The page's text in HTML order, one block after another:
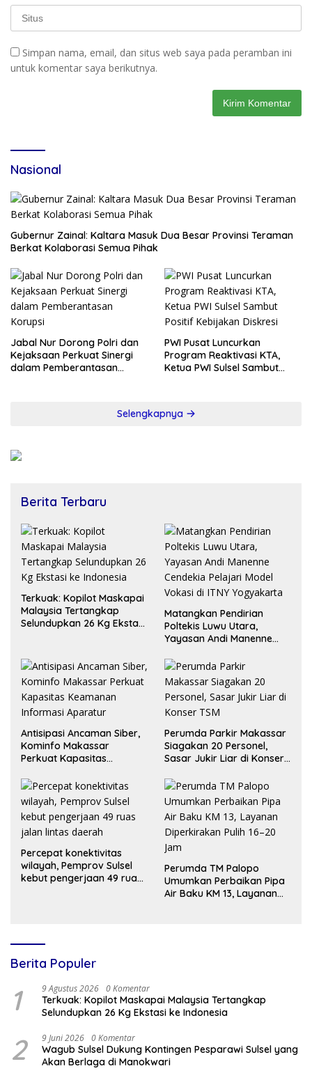
Simpan nama, email, dan situs web saya pada peramban ini
untuk komentar saya berikutnya.
Nasional
Gubernur Zainal: Kaltara Masuk Dua Besar Provinsi Teraman
Berkat Kolaborasi Semua Pihak
Jabal Nur Dorong Polri dan
Kejaksaan Perkuat Sinergi
dalam Pemberantasan
PWI Pusat Luncurkan
Program Reaktivasi KTA,
Ketua PWI Sulsel Sambut
Selengkapnya
Berita Terbaru
Terkuak: Kopilot Maskapai
Malaysia Tertangkap
Selundupkan 26 Kg Ekstasi
Matangkan Pendirian
Poltekis Luwu Utara,
Yayasan Andi Manenne
Vokasi di ITNY Yogyakarta
Antisipasi Ancaman Siber,
Kominfo Makassar
Perkuat Kapasitas
Aparatur
Perumda Parkir Makassar
Siagakan 20 Personel,
Sasar Jukir Liar di Konser
Percepat konektivitas
wilayah, Pemprov Sulsel
kebut pengerjaan 49 ruas
Perumda TM Palopo
Umumkan Perbaikan Pipa
Air Baku KM 13, Layanan
Berita Populer
1 9 Agustus 2026 0 Komentar
Terkuak: Kopilot Maskapai Malaysia Tertangkap
Selundupkan 26 Kg Ekstasi ke Indonesia
2 9 Juni 2026 0 Komentar
Wagub Sulsel Dukung Kontingen Pesparawi Sulsel yang
Akan Berlaga di Manokwari